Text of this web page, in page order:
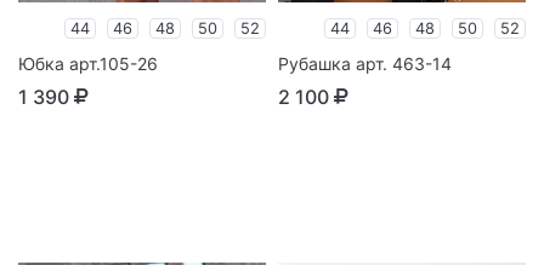
44 46 48 50 52
Юбка арт.105-26
1 390
44 46 48 50 52
Рубашка арт. 463-14
2 100